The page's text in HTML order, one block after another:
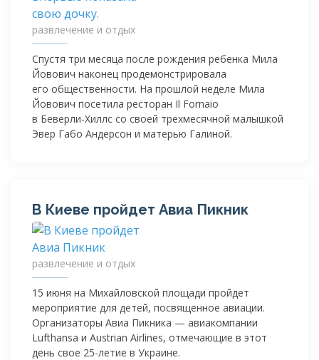
развлечение и отдых
Спустя три месяца после рождения ребенка Мила
Йовович наконец продемонстрировала
его общественности. На прошлой неделе Мила
Йовович посетила ресторан Il Fornaio
в Беверли-Хиллс со своей трехмесячной малышкой
Эвер Габо Андерсон и матерью Галиной.
В Киеве пройдет Авиа Пикник
развлечение и отдых
15 июня на Михайловской площади пройдет
мероприятие для детей, посвященное авиации.
Организаторы Авиа Пикника — авиакомпании
Lufthansa и Austrian Airlines, отмечающие в этот
день свое 25-летие в Украине.